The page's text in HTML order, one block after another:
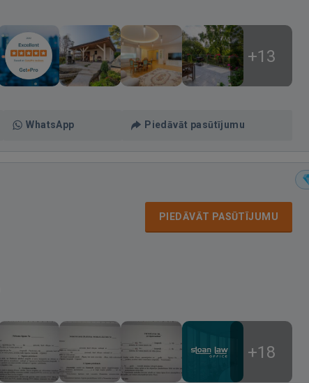
+13
WhatsApp Piedāvāt pasūtījumu
PIEDĀVĀT PASŪTĪJUMU
+18